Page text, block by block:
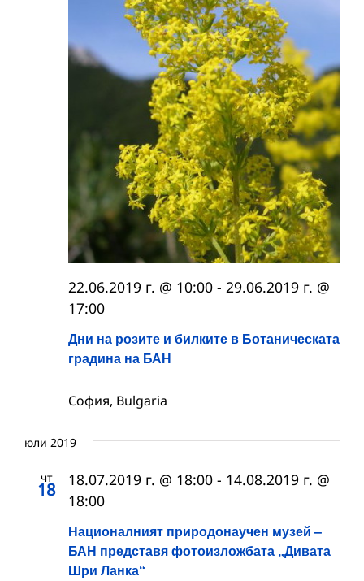
Дни на розите и билките в Ботаническата
градина на БАН
22.06.2019 г. @ 10:00 - 29.06.2019 г. @
17:00
София, Bulgaria
юли 2019
чт
18
Националният природонаучен музей –
БАН представя фотоизложбата „Дивата
Шри Ланка“
18.07.2019 г. @ 18:00 - 14.08.2019 г. @
18:00